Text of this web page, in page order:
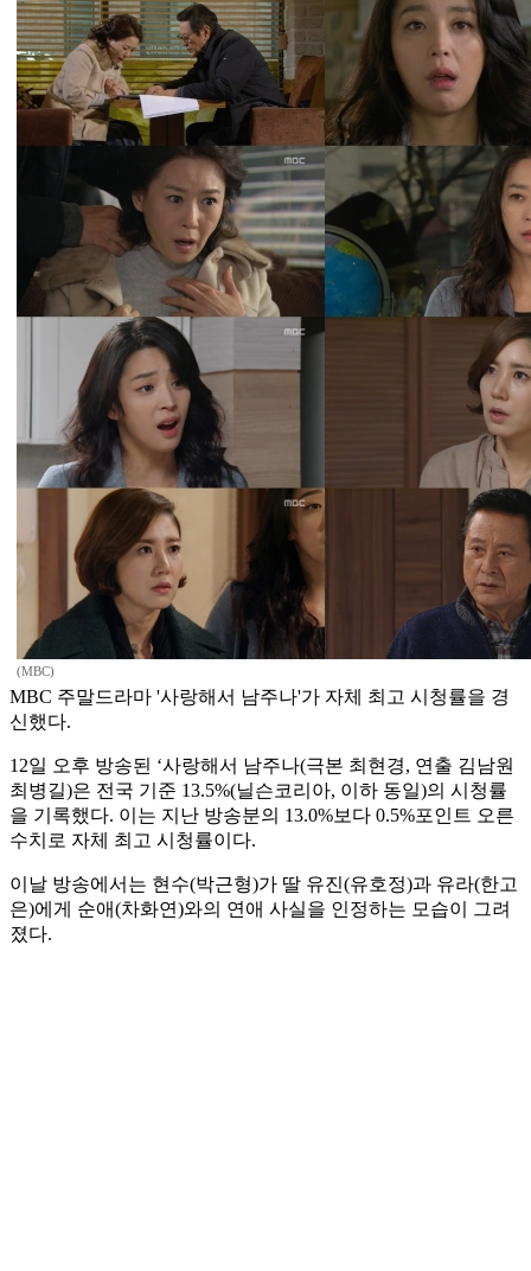
(MBC)
MBC 주말드라마 '사랑해서 남주나'가 자체 최고 시청률을 경
신했다.
12일 오후 방송된 ‘사랑해서 남주나(극본 최현경, 연출 김남원
최병길)은 전국 기준 13.5%(닐슨코리아, 이하 동일)의 시청률
을 기록했다. 이는 지난 방송분의 13.0%보다 0.5%포인트 오른
수치로 자체 최고 시청률이다.
이날 방송에서는 현수(박근형)가 딸 유진(유호정)과 유라(한고
은)에게 순애(차화연)와의 연애 사실을 인정하는 모습이 그려
졌다.